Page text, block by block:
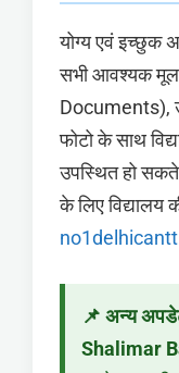
योग्य एवं इच्छुक
सभी आवश्यक मूल
Documents),
फोटो के साथ
उपस्थित हो सकते
के लिए विद्यालय
📌 अन्य
Shalimar